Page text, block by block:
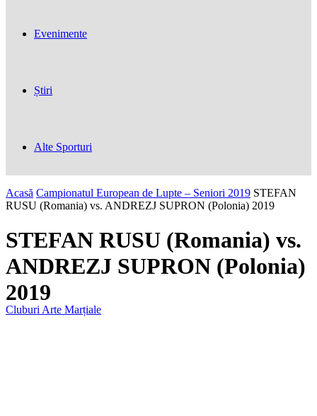
Cluburi Arte Marțiale
Evenimente
Știri
Alte Sporturi
Acasă Campionatul European de Lupte – Seniori 2019 STEFAN
RUSU (Romania) vs. ANDREZJ SUPRON (Polonia) 2019
STEFAN RUSU (Romania) vs.
ANDREZJ SUPRON (Polonia)
2019